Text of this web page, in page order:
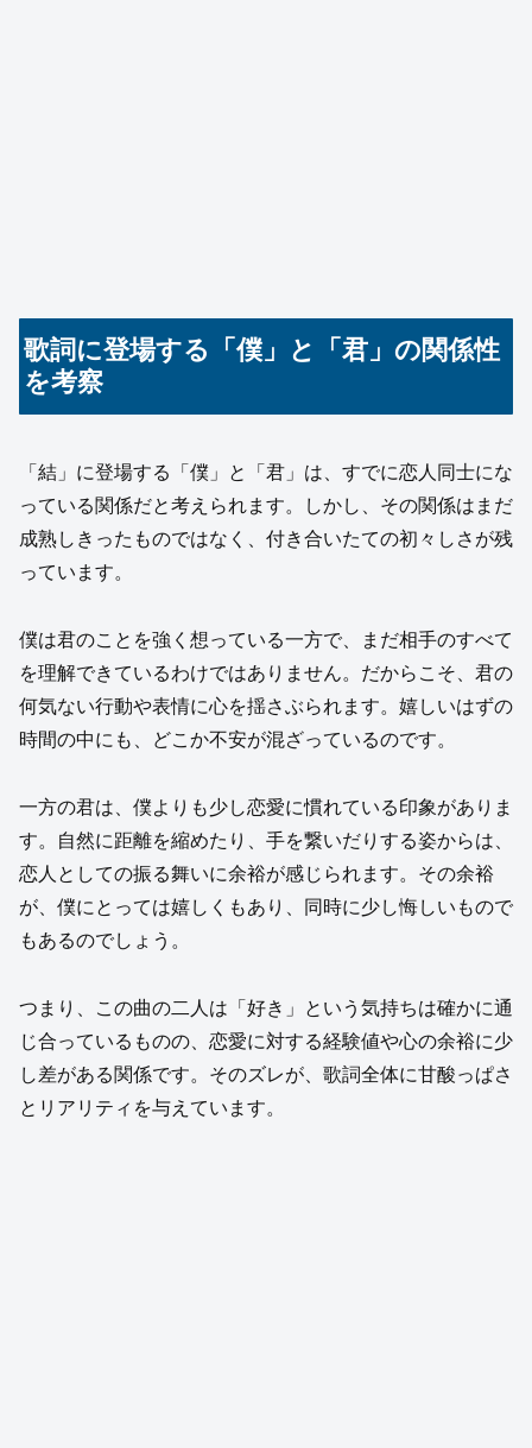
歌詞に登場する「僕」と「君」の関係性
を考察
「結」に登場する「僕」と「君」は、すでに恋人同士にな
っている関係だと考えられます。しかし、その関係はまだ
成熟しきったものではなく、付き合いたての初々しさが残
っています。
僕は君のことを強く想っている一方で、まだ相手のすべて
を理解できているわけではありません。だからこそ、君の
何気ない行動や表情に心を揺さぶられます。嬉しいはずの
時間の中にも、どこか不安が混ざっているのです。
一方の君は、僕よりも少し恋愛に慣れている印象がありま
す。自然に距離を縮めたり、手を繋いだりする姿からは、
恋人としての振る舞いに余裕が感じられます。その余裕
が、僕にとっては嬉しくもあり、同時に少し悔しいもので
もあるのでしょう。
つまり、この曲の二人は「好き」という気持ちは確かに通
じ合っているものの、恋愛に対する経験値や心の余裕に少
し差がある関係です。そのズレが、歌詞全体に甘酸っぱさ
とリアリティを与えています。